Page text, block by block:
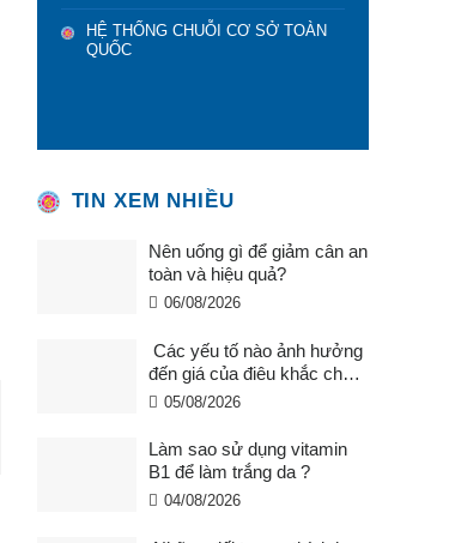
HỆ THỐNG CHUỖI CƠ SỞ TOÀN
QUỐC
TIN XEM NHIỀU
Nên uống gì để giảm cân an
toàn và hiệu quả?
06/08/2026
Các yếu tố nào ảnh hưởng
đến giá của điêu khắc chân
mày ?
05/08/2026
Làm sao sử dụng vitamin
B1 để làm trắng da ?
04/08/2026